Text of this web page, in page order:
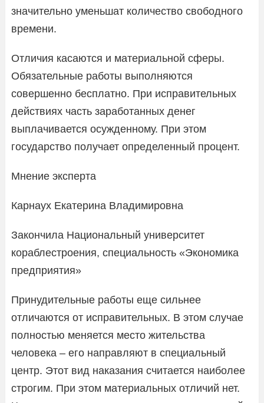
значительно уменьшат количество свободного
времени.
Отличия касаются и материальной сферы.
Обязательные работы выполняются
совершенно бесплатно. При исправительных
действиях часть заработанных денег
выплачивается осужденному. При этом
государство получает определенный процент.
Мнение эксперта
Карнаух Екатерина Владимировна
Закончила Национальный университет
кораблестроения, специальность «Экономика
предприятия»
Принудительные работы еще сильнее
отличаются от исправительных. В этом случае
полностью меняется место жительства
человека – его направляют в специальный
центр. Этот вид наказания считается наиболее
строгим. При этом материальных отличий нет.